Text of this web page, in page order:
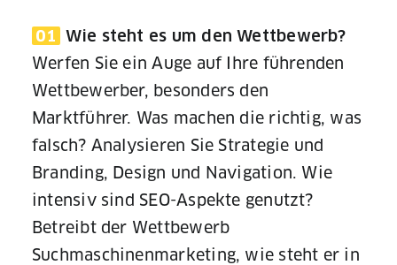
01 Wie steht es um den Wettbewerb?
Werfen Sie ein Auge auf Ihre führenden
Wettbewerber, besonders den
Marktführer. Was machen die richtig, was
falsch? Analysieren Sie Strategie und
Branding, Design und Navigation. Wie
intensiv sind SEO-Aspekte genutzt?
Betreibt der Wettbewerb
Suchmaschinenmarketing, wie steht er in